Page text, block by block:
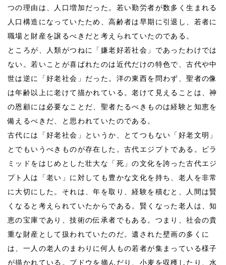
つの理由は、人口増加だった。若い勤労者が数多く生まれる
人口構造になっていたため、高齢者は早期に引退し、若者に
職場と財産を譲るべきだと考えられていたのである。
ところが、人類がつねに「嫌老好若社会」であったわけでは
ない。若いことが喜ばれたのは近代だけの特色で、古代や中
世は逆に「好老社会」だった。洋の東西を問わず、聖者の像
は年齢以上に老けて描かれている。老けて見えることは、神
の恩顧には必要なことだ、聖者たるべきものは経験と知恵を
備えるべきだ、と思われていたのである。
古代には「好老社会」というか、とてつもない「好老文明」
とでもいうべきものが存在した。古代エジプトである。ピラ
ミッドをはじめとした壮大な「死」の文化を誇った古代エジ
プト人は「老い」に対しても豊かな文化を持ち、老人を非常
に大切にした。それは、年を取り、経験を積むと、人間は賢
くなると考えられていたからである。賢くなった老人は、知
恵の宝庫であり、技術の伝承者でもある。つまり、社会の貴
重な財産として扱われていたのだ。遺された壁画の多くに
は、一人の老人のまわりに何人もの若者が集まっている様子
が描かれている。ブドウを摘んだり、小麦を収穫したり、水